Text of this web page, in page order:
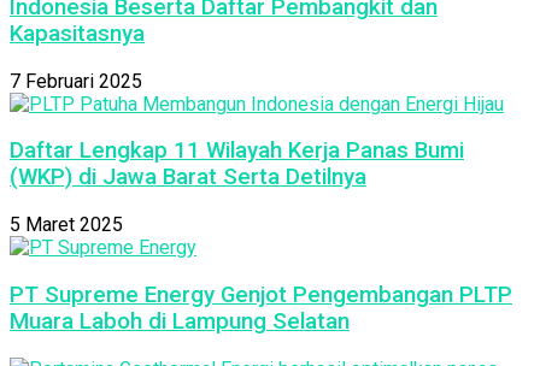
Indonesia Beserta Daftar Pembangkit dan
Kapasitasnya
7 Februari 2025
Daftar Lengkap 11 Wilayah Kerja Panas Bumi
(WKP) di Jawa Barat Serta Detilnya
5 Maret 2025
PT Supreme Energy Genjot Pengembangan PLTP
Muara Laboh di Lampung Selatan